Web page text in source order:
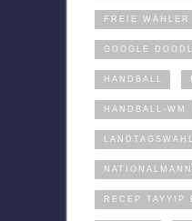
FREIE WÄHLER
GOOGLE
HANDBALL
HANDBALL-WM
RECEP TAYYIP